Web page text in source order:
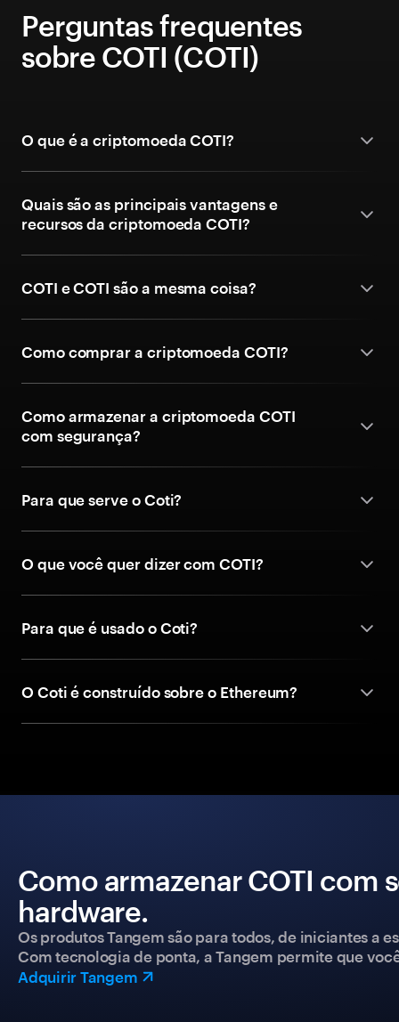
Perguntas frequentes
sobre COTI (COTI)
O que é a criptomoeda COTI?
Quais são as principais vantagens e
recursos da criptomoeda COTI?
COTI e COTI são a mesma coisa?
Como comprar a criptomoeda COTI?
Como armazenar a criptomoeda COTI
com segurança?
Para que serve o Coti?
O que você quer dizer com COTI?
Para que é usado o Coti?
O Coti é construído sobre o Ethereum?
Como armazenar COTI com
hardware.
Os produtos Tangem são para todos, de iniciantes a
Com tecnologia de ponta, a Tangem permite que
Adquirir Tangem